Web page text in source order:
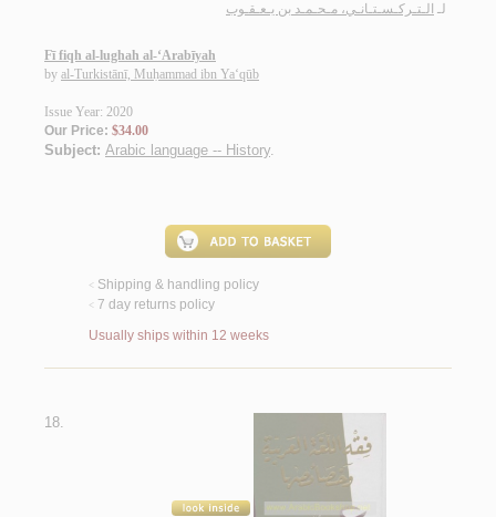
لـ الـتـركـسـتـانـي، مـحـمـد بن يـعـقـوب
Fī fiqh al-lughah al-‘Arabīyah
by al-Turkistānī, Muḥammad ibn Ya‘qūb
Issue Year: 2020
Our Price: $34.00
Subject: Arabic language -- History.
< Shipping & handling policy
< 7 day returns policy
Usually ships within 12 weeks
18.